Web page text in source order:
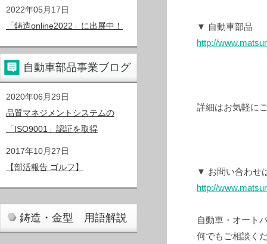
2022年05月17日
「鋳造online2022」に出展中！
自動車部品事業ブログ
2020年06月29日
品質マネジメントシステムの
「ISO9001」認証を取得
2017年10月27日
【部活報告 ゴルフ】
鋳造・金型 用語解説
▼ 自動車部品
http://
詳細はお気軽に
▼ お問い合わせ
http://
自動車・オート
何でもご相談く